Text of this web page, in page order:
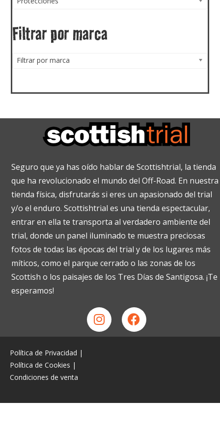
Filtrar por marca
Filtrar por marca
Seguro que ya has oído hablar de Scottishtrial, la tienda
que ha revolucionado el mundo del Off-Road. En nuestra
tienda física, disfrutarás si eres un apasionado del trial
y/o el enduro. Scottishtrial es una tienda espectacular,
entrar en ella te transporta al verdadero ambiente del
trial, donde un panel iluminado te muestra preciosas
fotos de todas las épocas del trial y de los lugares más
míticos, como el parque cerrado o las zonas de los
Scottish o los paisajes de los Tres Días de Santigosa. ¡Te
esperamos!
Política de Privacidad |
Política de Cookies |
Condiciones de venta